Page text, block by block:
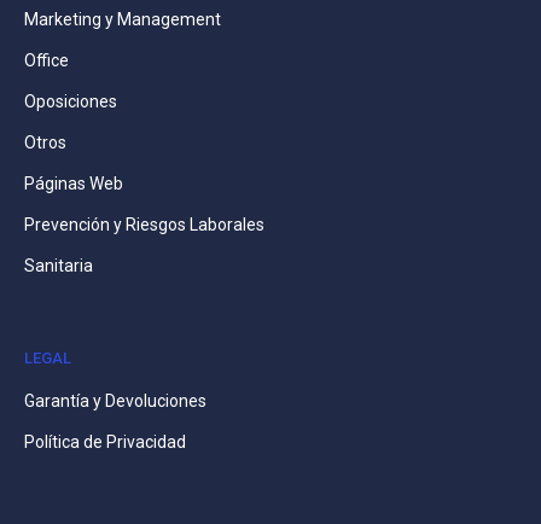
Marketing y Management
Office
Oposiciones
Otros
Páginas Web
Prevención y Riesgos Laborales
Sanitaria
LEGAL
Garantía y Devoluciones
Política de Privacidad